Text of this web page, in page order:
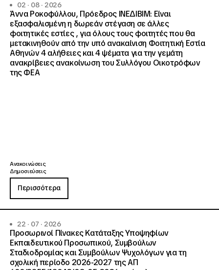
02 · 08 · 2026
Άννα Ροκοφύλλου, Πρόεδρος ΙΝΕΔΙΒΙΜ: Είναι
εξασφαλισμένη η δωρεάν στέγαση σε άλλες
φοιτητικές εστίες , για όλους τους φοιτητές που θα
μετακινηθούν από την υπό ανακαίνιση Φοιτητική Εστία
Αθηνών 4 αλήθειες και 4 ψέματα για την γεμάτη
ανακρίβειες ανακοίνωση του Συλλόγου Οικοτρόφων
της ΦΕΑ
Ανακοινώσεις
Δημοσιεύσεις
Περισσότερα
22 · 07 · 2026
Προσωρινοί Πίνακες Κατάταξης Υποψηφίων
Εκπαιδευτικού Προσωπικού, Συμβούλων
Σταδιοδρομίας και Συμβούλων Ψυχολόγων για τη
σχολική περίοδο 2026-2027 της ΑΠ